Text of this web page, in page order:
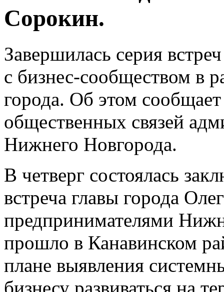
Сорокин.
Завершилась серия
с бизнес-сообществом в
города. Об этом
общественных связей
Нижнего Новгорода.
В четверг состоялась
встреча главы города
предпринимателями
прошло в Канавинском
плане выявления
бизнесу развиваться на